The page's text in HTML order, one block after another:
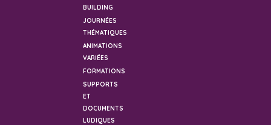
BUILDING
JOURNÉES
THÉMATIQUES
ANIMATIONS
VARIÉES
FORMATIONS
SUPPORTS
ET
DOCUMENTS
LUDIQUES